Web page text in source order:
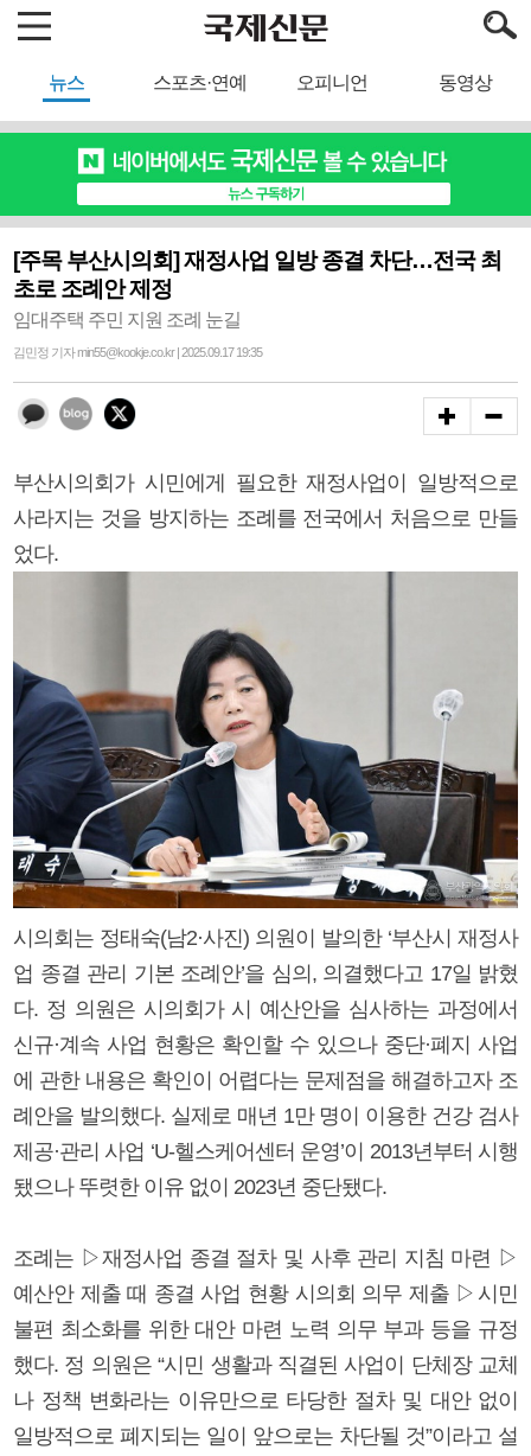
뉴스 스포츠·연예 오피니언 동영상
[주목 부산시의회] 재정사업 일방 종결 차단…전국 최
초로 조례안 제정
임대주택 주민 지원 조례 눈길
김민정 기자 min55@kookje.co.kr | 2025.09.17 19:35
부산시의회가 시민에게 필요한 재정사업이 일방적으로
사라지는 것을 방지하는 조례를 전국에서 처음으로 만들
었다.
시의회는 정태숙(남2·사진) 의원이 발의한 ‘부산시 재정사
업 종결 관리 기본 조례안’을 심의, 의결했다고 17일 밝혔
다. 정 의원은 시의회가 시 예산안을 심사하는 과정에서
신규·계속 사업 현황은 확인할 수 있으나 중단·폐지 사업
에 관한 내용은 확인이 어렵다는 문제점을 해결하고자 조
례안을 발의했다. 실제로 매년 1만 명이 이용한 건강 검사
제공·관리 사업 ‘U-헬스케어센터 운영’이 2013년부터 시행
됐으나 뚜렷한 이유 없이 2023년 중단됐다.
조례는 ▷재정사업 종결 절차 및 사후 관리 지침 마련 ▷
예산안 제출 때 종결 사업 현황 시의회 의무 제출 ▷시민
불편 최소화를 위한 대안 마련 노력 의무 부과 등을 규정
했다. 정 의원은 “시민 생활과 직결된 사업이 단체장 교체
나 정책 변화라는 이유만으로 타당한 절차 및 대안 없이
일방적으로 폐지되는 일이 앞으로는 차단될 것”이라고 설